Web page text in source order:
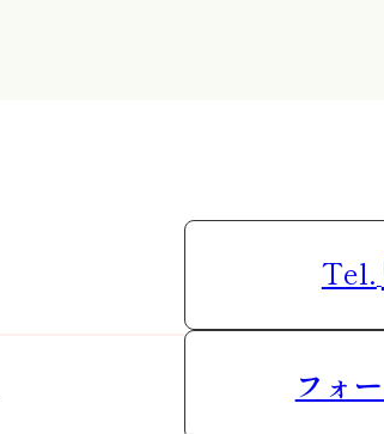
Tel.
フォ